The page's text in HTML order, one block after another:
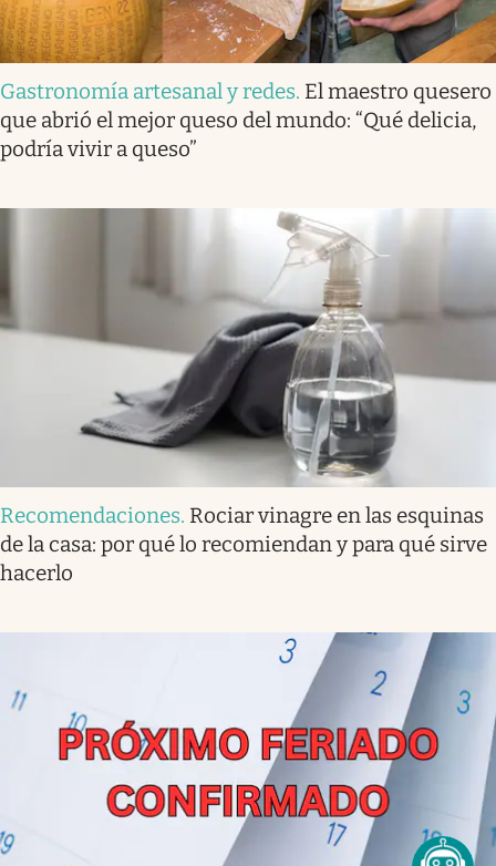
Gastronomía artesanal y redes. El maestro quesero
que abrió el mejor queso del mundo: “Qué delicia,
podría vivir a queso”
Recomendaciones. Rociar vinagre en las esquinas
de la casa: por qué lo recomiendan y para qué sirve
hacerlo